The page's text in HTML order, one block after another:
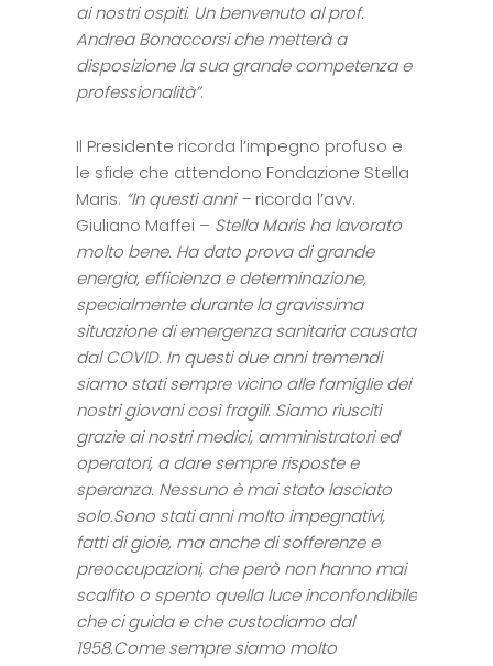
ai nostri ospiti. Un benvenuto al prof.
Andrea Bonaccorsi che metterà a
disposizione la sua grande competenza e
professionalità”.
Il Presidente ricorda l’impegno profuso e
le sfide che attendono Fondazione Stella
Maris. “In questi anni – ricorda l’avv.
Giuliano Maffei – Stella Maris ha lavorato
molto bene. Ha dato prova di grande
energia, efficienza e determinazione,
specialmente durante la gravissima
situazione di emergenza sanitaria causata
dal COVID. In questi due anni tremendi
siamo stati sempre vicino alle famiglie dei
nostri giovani così fragili. Siamo riusciti
grazie ai nostri medici, amministratori ed
operatori, a dare sempre risposte e
speranza. Nessuno è mai stato lasciato
solo.Sono stati anni molto impegnativi,
fatti di gioie, ma anche di sofferenze e
preoccupazioni, che però non hanno mai
scalfito o spento quella luce inconfondibile
che ci guida e che custodiamo dal
1958.Come sempre siamo molto